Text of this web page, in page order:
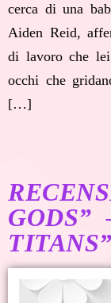
cerca di una
Aiden Reid,
di lavoro che
occhi che
[…]
GODS”